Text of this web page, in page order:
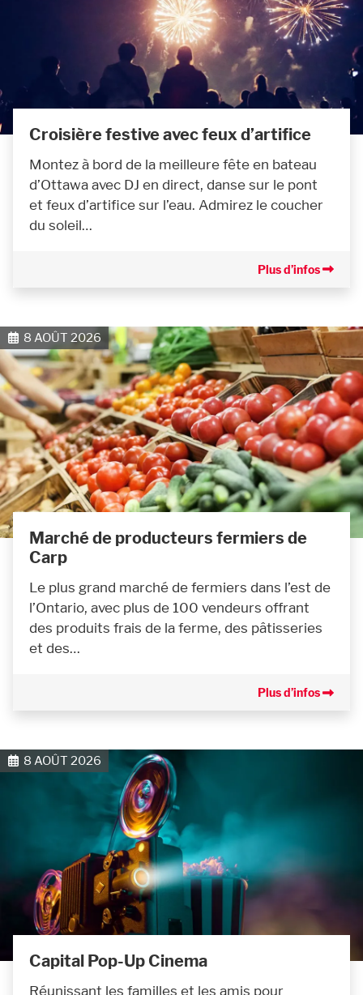
Croisière festive avec feux d’artifice
Montez à bord de la meilleure fête en bateau
d’Ottawa avec DJ en direct, danse sur le pont
et feux d’artifice sur l’eau. Admirez le coucher
du soleil…
Plus d’infos
8 AOÛT 2026
Marché de producteurs fermiers de
Carp
Le plus grand marché de fermiers dans l’est de
l’Ontario, avec plus de 100 vendeurs offrant
des produits frais de la ferme, des pâtisseries
et des…
Plus d’infos
8 AOÛT 2026
Capital Pop-Up Cinema
Réunissant les familles et les amis pour